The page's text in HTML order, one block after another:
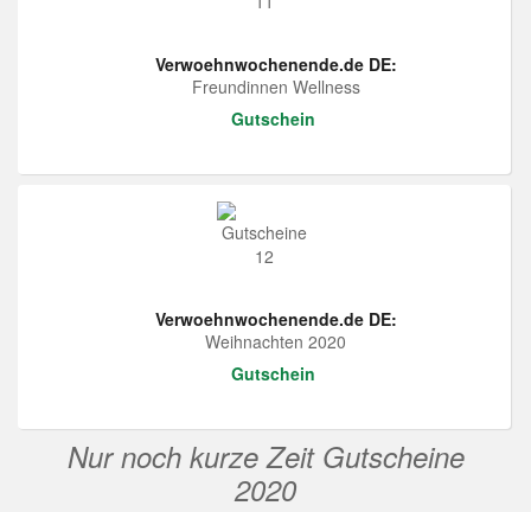
Verwoehnwochenende.de DE:
Freundinnen Wellness
Gutschein
Verwoehnwochenende.de DE:
Weihnachten 2020
Gutschein
Nur noch kurze Zeit Gutscheine
2020